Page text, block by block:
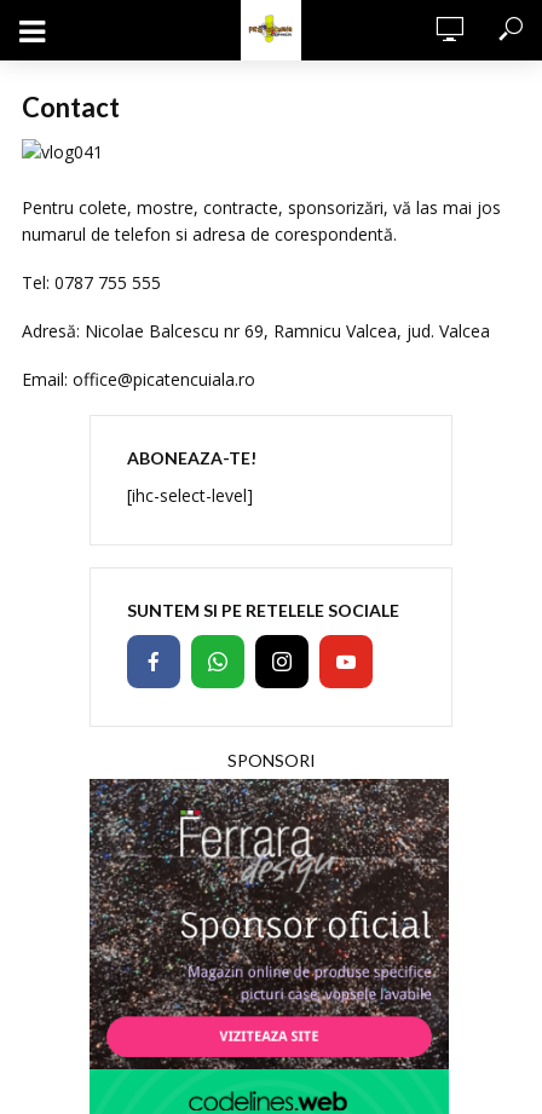
Contact
Pentru colete, mostre, contracte, sponsorizări, vă las mai jos
numarul de telefon si adresa de corespondentă.
Tel: 0787 755 555
Adresă: Nicolae Balcescu nr 69, Ramnicu Valcea, jud. Valcea
Email: office@picatencuiala.ro
ABONEAZA-TE!
[ihc-select-level]
SUNTEM SI PE RETELELE SOCIALE
SPONSORI